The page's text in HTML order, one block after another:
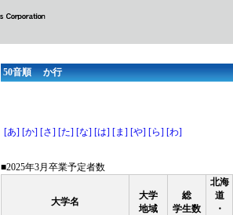
50音順 か行
[あ] [か] [さ] [た] [な] [は] [ま] [や] [ら] [わ]
■2025年3月卒業予定者数
大学名
大学
地域
総
学生数
北海
道
・